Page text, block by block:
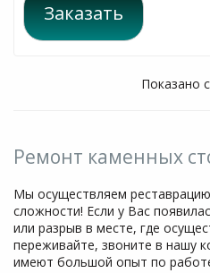
Заказать
Показано
Ремонт каменных
Мы осуществляем
сложности! Если у Вас
или разрыв в месте, где
переживайте, звоните в нашу
имеют большой опыт по